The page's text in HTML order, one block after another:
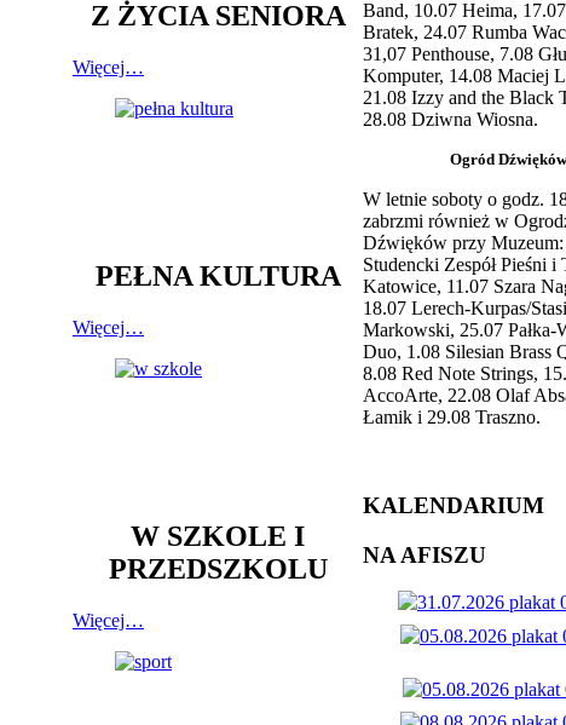
Z ŻYCIA SENIORA
Więcej…
PEŁNA KULTURA
Więcej…
W SZKOLE I
PRZEDSZKOLU
Więcej…
Band, 10.07 Heima,
Bratek, 24.07 Rumba
31,07 Penthouse, 7.08
Komputer, 14.08 Maciej
21.08 Izzy and the Black
28.08 Dziwna Wiosna.
Ogród Dźwięków
W letnie soboty o godz.
zabrzmi również w
Dźwięków przy
Studencki Zespół Pieśni i
Katowice, 11.07 Szara
18.07 Lerech-Kurpas/
Markowski, 25.07 Pałka-
Duo, 1.08 Silesian Brass
8.08 Red Note Strings,
AccoArte, 22.08 Olaf
Łamik i 29.08 Traszno.
KALENDARIUM
NA AFISZU